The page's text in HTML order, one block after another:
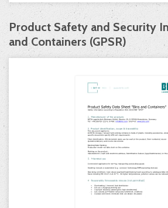
Product Safety and Security
and Containers (GPSR)